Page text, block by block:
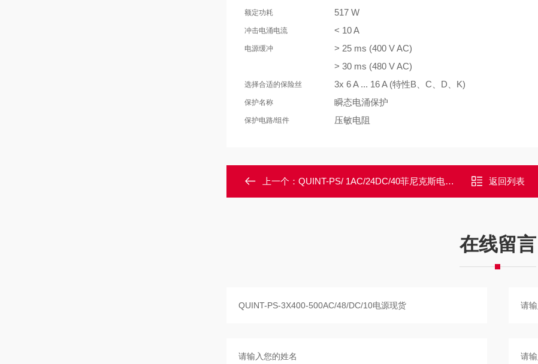
额定功耗 517 W
冲击电涌电流 < 10 A
电源缓冲
> 25 ms (400 V AC)
> 30 ms (480 V AC)
选择合适的保险丝 3x 6 A ... 16 A (特性B、C、D、K)
保护名称 瞬态电涌保护
保护电路/组件 压敏电阻
上一个： QUINT-PS/ 1AC/24DC/40菲尼克斯电源订货号2866789精品实惠 返回列表
在线留言